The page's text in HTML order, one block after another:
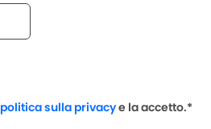
politica sulla privacye la accetto.*